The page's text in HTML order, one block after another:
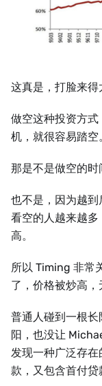
这真是，打脸来得
做空这种投资方
机，就很容易踏空
那是不是做空的时
也不是，因为越到
看空的人越来越
高。
所以 Timing 非常
了，价格被炒高，
普通人碰到一根
阳，也没让
发现一种广泛存
款，又包含首付贷